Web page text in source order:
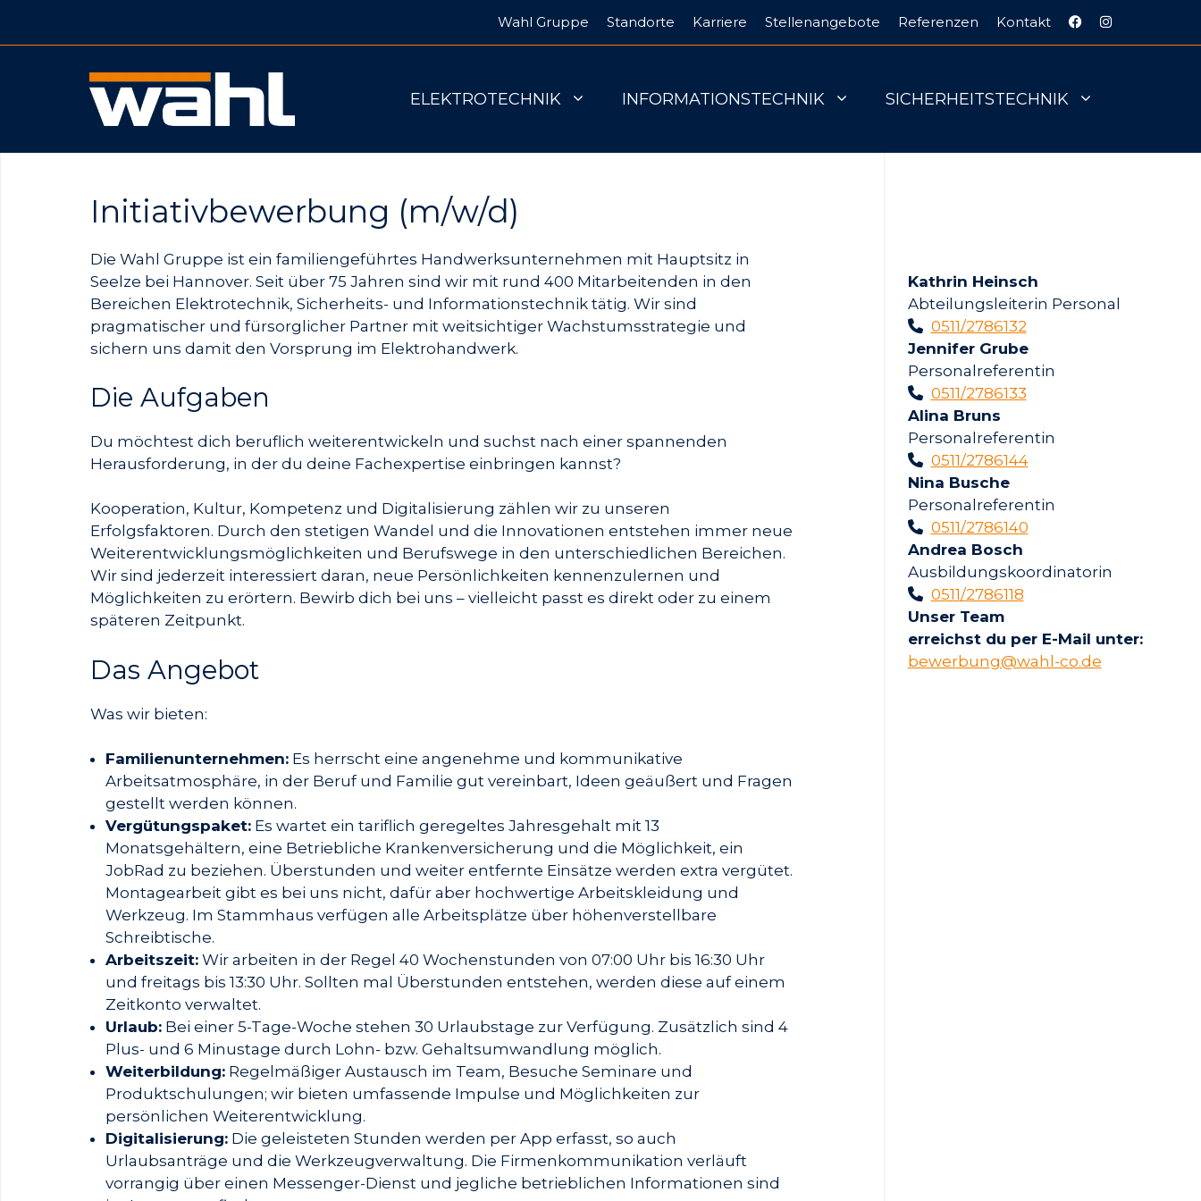
Wahl Gruppe Standorte Karriere Stellenangebote Referenzen Kontakt
ELEKTROTECHNIK INFORMATIONSTECHNIK SICHERHEITSTECHNIK
Kathrin Heinsch
Abteilungsleiterin Personal
0511/2786132
Jennifer Grube
Personalreferentin
0511/2786133
Alina Bruns
Personalreferentin
0511/2786144
Nina Busche
Personalreferentin
0511/2786140
Andrea Bosch
Ausbildungskoordinatorin
0511/2786118
Unser Team
erreichst du per E-Mail unter:
bewerbung@wahl-co.de
Initiativbewerbung (m/w/d)
Die Wahl Gruppe ist ein familiengeführtes Handwerksunternehmen mit Hauptsitz in
Seelze bei Hannover. Seit über 75 Jahren sind wir mit rund 400 Mitarbeitenden in den
Bereichen Elektrotechnik, Sicherheits- und Informationstechnik tätig. Wir sind
pragmatischer und fürsorglicher Partner mit weitsichtiger Wachstumsstrategie und
sichern uns damit den Vorsprung im Elektrohandwerk.
Die Aufgaben
Du möchtest dich beruflich weiterentwickeln und suchst nach einer spannenden
Herausforderung, in der du deine Fachexpertise einbringen kannst?
Kooperation, Kultur, Kompetenz und Digitalisierung zählen wir zu unseren
Erfolgsfaktoren. Durch den stetigen Wandel und die Innovationen entstehen immer neue
Weiterentwicklungsmöglichkeiten und Berufswege in den unterschiedlichen Bereichen.
Wir sind jederzeit interessiert daran, neue Persönlichkeiten kennenzulernen und
Möglichkeiten zu erörtern. Bewirb dich bei uns – vielleicht passt es direkt oder zu einem
späteren Zeitpunkt.
Das Angebot
Was wir bieten:
Familienunternehmen: Es herrscht eine angenehme und kommunikative
Arbeitsatmosphäre, in der Beruf und Familie gut vereinbart, Ideen geäußert und Fragen
gestellt werden können.
Vergütungspaket: Es wartet ein tariflich geregeltes Jahresgehalt mit 13
Monatsgehältern, eine Betriebliche Krankenversicherung und die Möglichkeit, ein
JobRad zu beziehen. Überstunden und weiter entfernte Einsätze werden extra vergütet.
Montagearbeit gibt es bei uns nicht, dafür aber hochwertige Arbeitskleidung und
Werkzeug. Im Stammhaus verfügen alle Arbeitsplätze über höhenverstellbare
Schreibtische.
Arbeitszeit: Wir arbeiten in der Regel 40 Wochenstunden von 07:00 Uhr bis 16:30 Uhr
und freitags bis 13:30 Uhr. Sollten mal Überstunden entstehen, werden diese auf einem
Zeitkonto verwaltet.
Urlaub: Bei einer 5-Tage-Woche stehen 30 Urlaubstage zur Verfügung. Zusätzlich sind 4
Plus- und 6 Minustage durch Lohn- bzw. Gehaltsumwandlung möglich.
Weiterbildung: Regelmäßiger Austausch im Team, Besuche Seminare und
Produktschulungen; wir bieten umfassende Impulse und Möglichkeiten zur
persönlichen Weiterentwicklung.
Digitalisierung: Die geleisteten Stunden werden per App erfasst, so auch
Urlaubsanträge und die Werkzeugverwaltung. Die Firmenkommunikation verläuft
vorrangig über einen Messenger-Dienst und jegliche betrieblichen Informationen sind